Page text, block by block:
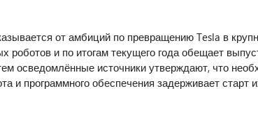
от амбиций по превращению Tesla в
роботов и по итогам текущего года обещает
осведомлённые источники утверждают, что
и программного обеспечения задерживает старт